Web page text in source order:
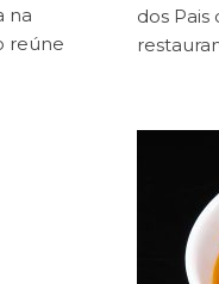
na
reúne
dos Pais